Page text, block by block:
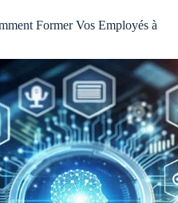
Former Vos Employés à